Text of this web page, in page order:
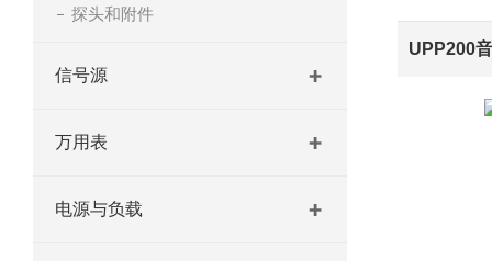
探头和附件
信号源
万用表
电源与负载
UPP200